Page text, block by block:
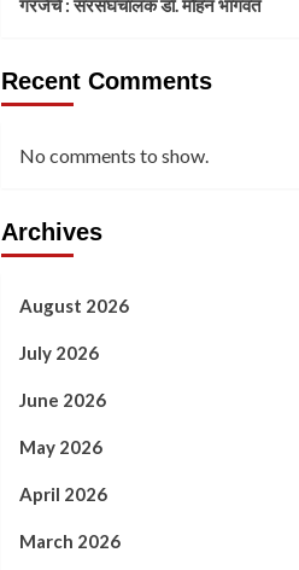
गरजेचे : सरसंघचालक डाॅ. मोहन भागवत
Recent Comments
No comments to show.
Archives
August 2026
July 2026
June 2026
May 2026
April 2026
March 2026